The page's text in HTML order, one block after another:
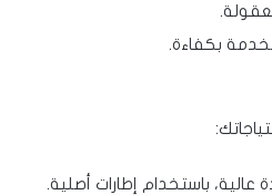
بكفاءة.
باستخدام إطارات أصلية.